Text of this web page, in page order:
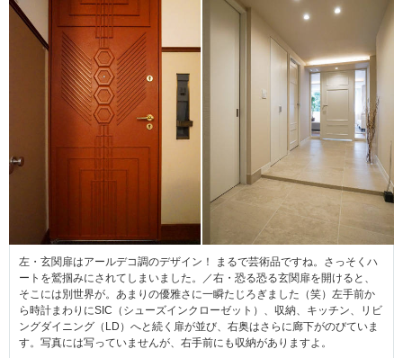
左・玄関扉はアールデコ調のデザイン！ まるで芸術品ですね。さっそくハ
ートを鷲掴みにされてしまいました。／右・恐る恐る玄関扉を開けると、
そこには別世界が。あまりの優雅さに一瞬たじろぎました（笑）左手前か
ら時計まわりにSIC（シューズインクローゼット）、収納、キッチン、リビ
ングダイニング（LD）へと続く扉が並び、右奥はさらに廊下がのびていま
す。写真には写っていませんが、右手前にも収納がありますよ。